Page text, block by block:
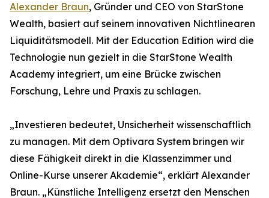
Alexander Braun, Gründer und CEO von StarStone
Wealth, basiert auf seinem innovativen Nichtlinearen
Liquiditätsmodell. Mit der Education Edition wird die
Technologie nun gezielt in die StarStone Wealth
Academy integriert, um eine Brücke zwischen
Forschung, Lehre und Praxis zu schlagen.
„Investieren bedeutet, Unsicherheit wissenschaftlich
zu managen. Mit dem Optivara System bringen wir
diese Fähigkeit direkt in die Klassenzimmer und
Online-Kurse unserer Akademie“, erklärt Alexander
Braun. „Künstliche Intelligenz ersetzt den Menschen